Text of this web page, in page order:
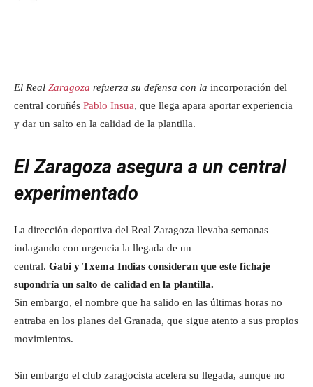
El Real Zaragoza refuerza su defensa con la incorporación del
central coruñés Pablo Insua, que llega apara aportar experiencia
y dar un salto en la calidad de la plantilla.
El Zaragoza asegura a un central
experimentado
La dirección deportiva del Real Zaragoza llevaba semanas
indagando con urgencia la llegada de un
central. Gabi y Txema Indias consideran que este fichaje
supondría un salto de calidad en la plantilla.
Sin embargo, el nombre que ha salido en las últimas horas no
entraba en los planes del Granada, que sigue atento a sus propios
movimientos.
Sin embargo el club zaragocista acelera su llegada, aunque no